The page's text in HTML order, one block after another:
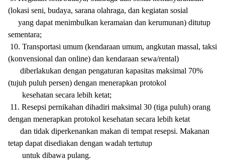
(lokasi seni, budaya, sarana olahraga, dan kegiatan sosial
yang dapat menimbulkan keramaian dan kerumunan) ditutup
sementara;
10. Transportasi umum (kendaraan umum, angkutan massal, taksi
(konvensional dan online) dan kendaraan sewa/rental)
diberlakukan dengan pengaturan kapasitas maksimal 70%
(tujuh puluh persen) dengan menerapkan protokol
kesehatan secara lebih ketat;
11. Resepsi pernikahan dihadiri maksimal 30 (tiga puluh) orang
dengan menerapkan protokol kesehatan secara lebih ketat
dan tidak diperkenankan makan di tempat resepsi. Makanan
tetap dapat disediakan dengan wadah tertutup
untuk dibawa pulang.